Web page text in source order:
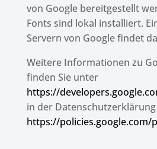
von Google bereit­ge­stellt
Fonts sind lokal instal­liert.
Servern von Google findet
Weitere Infor­ma­tio­nen zu
finden Sie unter
https://
in der
https://policies.google.com/